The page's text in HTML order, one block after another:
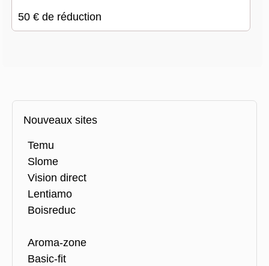
50 € de réduction
Nouveaux sites
Temu
Slome
Vision direct
Lentiamo
Boisreduc
Aroma-zone
Basic-fit